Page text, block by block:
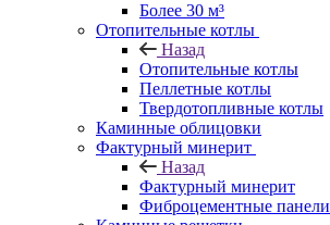
Более 30 м³
Отопительные котлы
Назад
Отопительные котлы
Пеллетные котлы
Твердотопливные котлы
Каминные облицовки
Фактурный минерит
Назад
Фактурный минерит
Фиброцементные панели